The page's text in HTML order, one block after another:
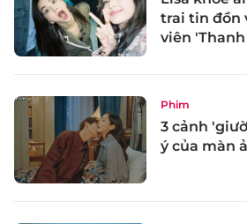
trai tin đồn
viên
Phim
3 cảnh
ý của màn